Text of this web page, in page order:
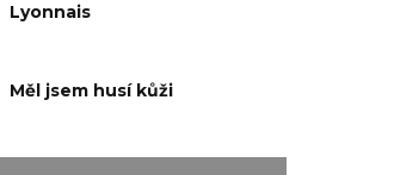
Lyonnais
Měl jsem husí kůži